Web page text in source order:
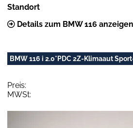
Standort
Details zum BMW 116 anzeigen
BMW 116 i 2.0*PDC 2Z-Klimaaut
Preis:
MWSt: